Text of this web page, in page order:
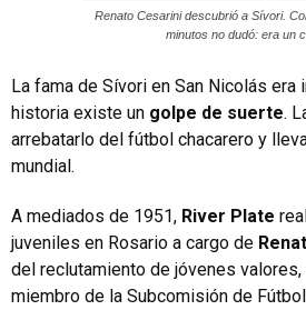
Renato Cesarini descubrió a Sívori.
minutos no dudó: era un
La fama de Sívori en San Nicolás era
historia existe un golpe de suerte.
arrebatarlo del fútbol chacarero y
mundial.
A mediados de 1951, River Plate
juveniles en Rosario a cargo de
del reclutamiento de jóvenes valores,
miembro de la Subcomisión de